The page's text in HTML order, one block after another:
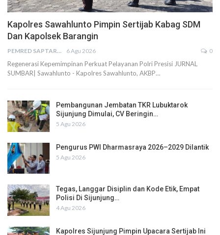
Kapolres Sawahlunto Pimpin Sertijab Kabag SDM
Dan Kapolsek Barangin
PEMRED SAPTARIUS 6 Agu 2026 0
Regenerasi Kepemimpinan Perkuat Pelayanan Polri Presisi JURNAL
SUMBAR| Sawahlunto - Kapolres Sawahlunto, AKBP…
Pembangunan Jembatan TKR Lubuktarok
Sijunjung Dimulai, CV Beringin…
5 Agu 2026
Pengurus PWI Dharmasraya 2026–2029 Dilantik
5 Agu 2026
Tegas, Langgar Disiplin dan Kode Etik, Empat
Polisi Di Sijunjung…
4 Agu 2026
Kapolres Sijunjung Pimpin Upacara Sertijab Ini